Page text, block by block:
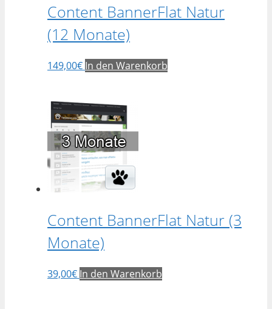
Content BannerFlat Natur
(12 Monate)
149,00€ In den Warenkorb
Content BannerFlat Natur (3
Monate)
39,00€ In den Warenkorb